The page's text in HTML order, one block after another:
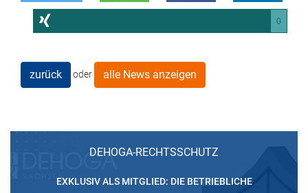
0
zurück oder alle News anzeigen
DEHOGA-RECHTSSCHUTZ
EXKLUSIV ALS MITGLIED: DIE BETRIEBLICHE